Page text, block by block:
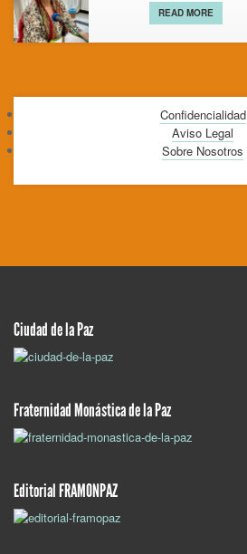
READ MORE
Confidencialidad
Aviso Legal
Sobre Nosotros
Ciudad de la Paz
Fraternidad Monástica de la Paz
Editorial FRAMONPAZ